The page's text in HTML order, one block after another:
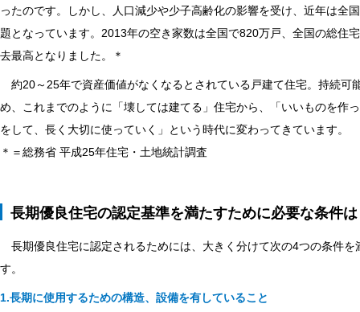
ったのです。しかし、人口減少や少子高齢化の影響を受け、近年は全
題となっています。2013年の空き家数は全国で820万戸、全国の総住
去最高となりました。＊
約20～25年で資産価値がなくなるとされている戸建て住宅。持続可
め、これまでのように「壊しては建てる」住宅から、「いいものを作
をして、長く大切に使っていく」という時代に変わってきています。
＊＝総務省 平成25年住宅・土地統計調査
長期優良住宅の認定基準を満たすために必要な条件
長期優良住宅に認定されるためには、大きく分けて次の4つの条件を
す。
1.長期に使用するための構造、設備を有していること